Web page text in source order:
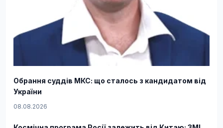
Обрання суддів МКС: що сталось з кандидатом від
України
08.08.2026